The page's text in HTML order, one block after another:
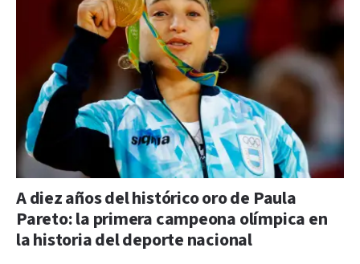
A diez años del histórico oro de Paula
Pareto: la primera campeona olímpica en
la historia del deporte nacional